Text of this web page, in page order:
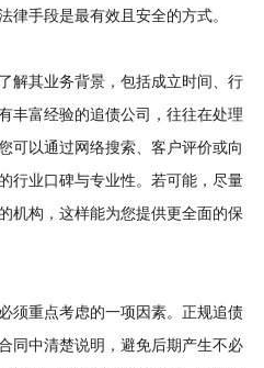
律手段是最有效且安全的方式。
其业务背景，包括成立时间、行
丰富经验的追债公司，往往在处理
可以通过网络搜索、客户评价或向
行业口碑与专业性。若可能，尽量
机构，这样能为您提供更全面的保
重点考虑的一项因素。正规追债
同中清楚说明，避免后期产生不必